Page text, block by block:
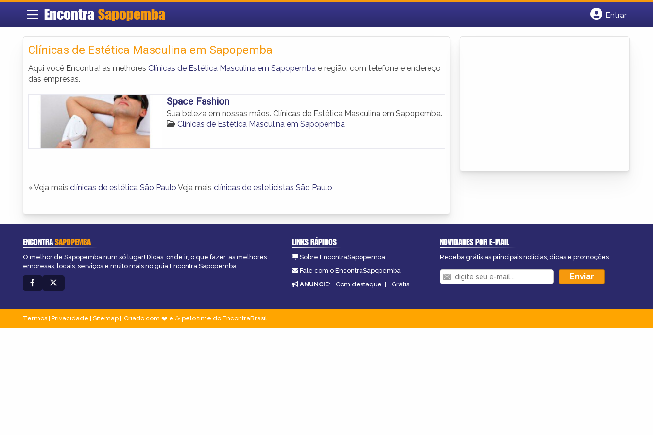
Encontra Sapopemba
Entrar
Clínicas de Estética Masculina em Sapopemba
Aqui você Encontra! as melhores Clínicas de Estética Masculina em Sapopemba e região, com telefone e endereço
das empresas.
Space Fashion
Sua beleza em nossas mãos. Clínicas de Estética Masculina em Sapopemba.
Clínicas de Estética Masculina em Sapopemba
» Veja mais clínicas de estética São Paulo Veja mais clínicas de esteticistas São Paulo
ENCONTRASAPOPEMBA
O melhor de Sapopemba num só lugar! Dicas, onde ir, o que fazer, as melhores
empresas, locais, serviços e muito mais no guia Encontra Sapopemba.
LINKS RÁPIDOS
Sobre EncontraSapopemba
Fale com o EncontraSapopemba
ANUNCIE: Com destaque | Grátis
NOVIDADES POR E-MAIL
Receba grátis as principais notícias, dicas e promoções
Termos Privacidade Sitemap Criado com ❤️ e ☕ pelo time do EncontraBrasil